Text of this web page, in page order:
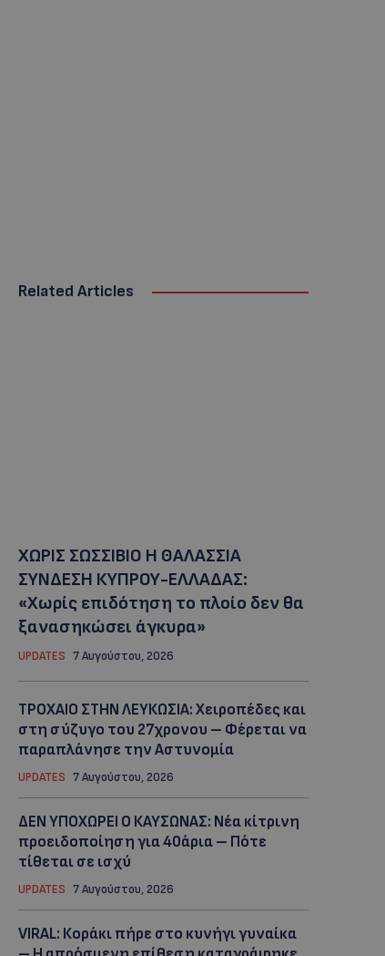
Related Articles
ΧΩΡΙΣ ΣΩΣΣΙΒΙΟ Η ΘΑΛΑΣΣΙΑ
ΣΥΝΔΕΣΗ ΚΥΠΡΟΥ-ΕΛΛΑΔΑΣ:
«Χωρίς επιδότηση το πλοίο δεν θα
ξανασηκώσει άγκυρα»
UPDATES 7 Αυγούστου, 2026
ΤΡΟΧΑΙΟ ΣΤΗΝ ΛΕΥΚΩΣΙΑ: Χειροπέδες και
στη σύζυγο του 27χρονου – Φέρεται να
παραπλάνησε την Αστυνομία
UPDATES 7 Αυγούστου, 2026
ΔΕΝ ΥΠΟΧΩΡΕΙ Ο ΚΑΥΣΩΝΑΣ: Νέα κίτρινη
προειδοποίηση για 40άρια – Πότε
τίθεται σε ισχύ
UPDATES 7 Αυγούστου, 2026
VIRAL: Κοράκι πήρε στο κυνήγι γυναίκα